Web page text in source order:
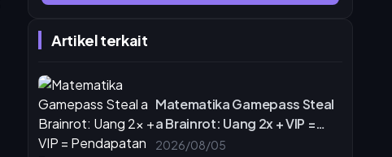
Artikel terkait
Matematika Gamepass Steal
a Brainrot: Uang 2x + VIP =
Pendapatan 3x
2026/08/05